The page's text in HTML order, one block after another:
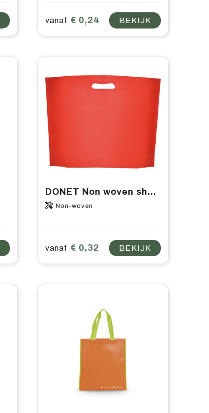
vanaf € 0,24 BEKIJK
DONET Non woven shopper, 340x430 mm
Non-woven
vanaf € 0,32 BEKIJK